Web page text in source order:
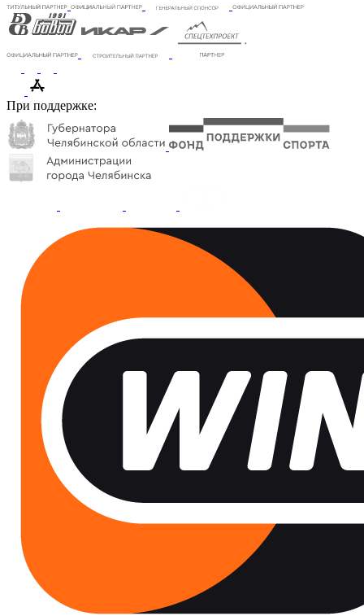
При поддержке: